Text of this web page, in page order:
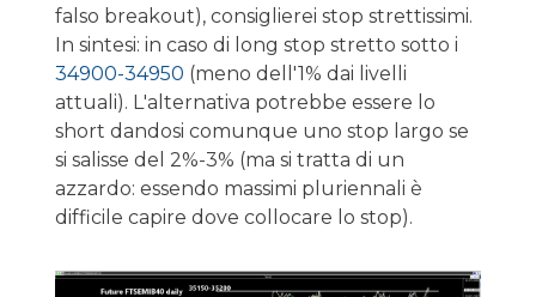
falso breakout), consiglierei stop strettissimi.
In sintesi: in caso di long stop stretto sotto i
34900-34950 (meno dell'1% dai livelli
attuali). L'alternativa potrebbe essere lo
short dandosi comunque uno stop largo se
si salisse del 2%-3% (ma si tratta di un
azzardo: essendo massimi pluriennali è
difficile capire dove collocare lo stop).